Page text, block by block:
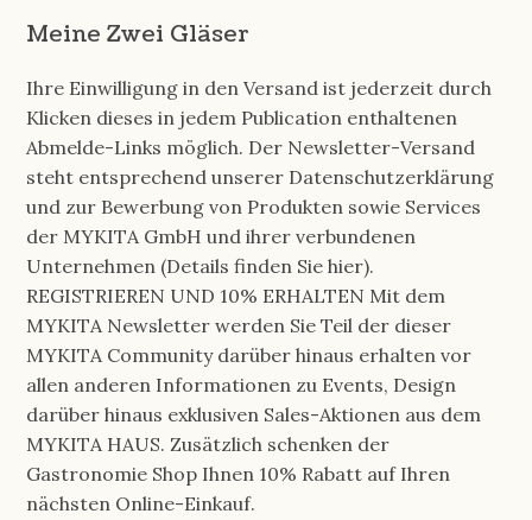
Meine Zwei Gläser
Ihre Einwilligung in den Versand ist jederzeit durch
Klicken dieses in jedem Publication enthaltenen
Abmelde-Links möglich. Der Newsletter-Versand
steht entsprechend unserer Datenschutzerklärung
und zur Bewerbung von Produkten sowie Services
der MYKITA GmbH und ihrer verbundenen
Unternehmen (Details finden Sie hier).
REGISTRIEREN UND 10% ERHALTEN Mit dem
MYKITA Newsletter werden Sie Teil der dieser
MYKITA Community darüber hinaus erhalten vor
allen anderen Informationen zu Events, Design
darüber hinaus exklusiven Sales-Aktionen aus dem
MYKITA HAUS. Zusätzlich schenken der
Gastronomie Shop Ihnen 10% Rabatt auf Ihren
nächsten Online-Einkauf.